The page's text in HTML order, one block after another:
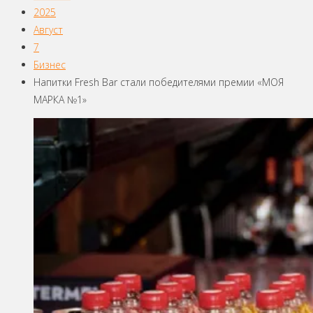
2025
Август
7
Бизнес
Напитки Fresh Bar стали победителями премии «МОЯ
МАРКА №1»